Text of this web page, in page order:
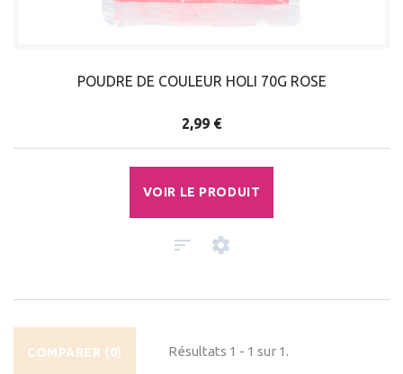
POUDRE DE COULEUR HOLI 70G ROSE
2,99 €
VOIR LE PRODUIT
COMPARER (0) Résultats 1 - 1 sur 1.